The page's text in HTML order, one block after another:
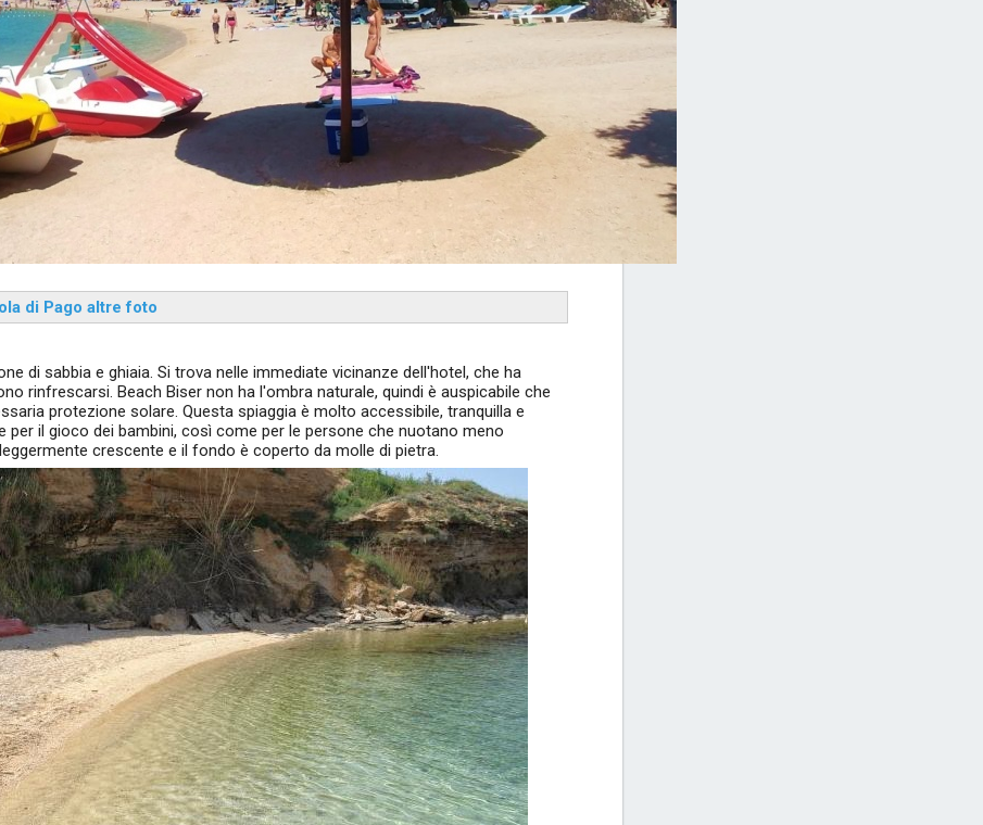
di Pago altre foto
di sabbia e ghiaia. Si trova nelle immediate vicinanze dell'hotel, che ha
rinfrescarsi. Beach Biser non ha l'ombra naturale, quindi è auspicabile che
protezione solare. Questa spiaggia è molto accessibile, tranquilla e
per il gioco dei bambini, così come per le persone che nuotano meno
crescente e il fondo è coperto da molle di pietra.